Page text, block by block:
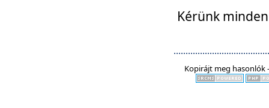
Kérünk
Kopirájt meg hasonlók